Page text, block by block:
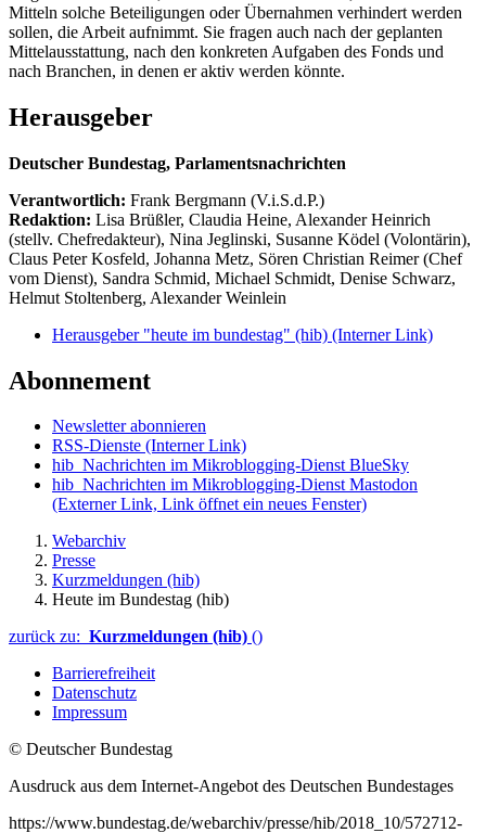
Mitteln solche Beteiligungen oder Übernahmen verhindert werden
sollen, die Arbeit aufnimmt. Sie fragen auch nach der geplanten
Mittelausstattung, nach den konkreten Aufgaben des Fonds und
nach Branchen, in denen er aktiv werden könnte.
Herausgeber
Deutscher Bundestag, Parlamentsnachrichten
Verantwortlich: Frank Bergmann (V.i.S.d.P.)
Redaktion: Lisa Brüßler, Claudia Heine, Alexander Heinrich
(stellv. Chefredakteur), Nina Jeglinski, Susanne Ködel (Volontärin),
Claus Peter Kosfeld, Johanna Metz, Sören Christian Reimer (Chef
vom Dienst), Sandra Schmid, Michael Schmidt, Denise Schwarz,
Helmut Stoltenberg, Alexander Weinlein
Herausgeber "heute im bundestag" (hib) (Interner Link)
Abonnement
Newsletter abonnieren
RSS-Dienste (Interner Link)
hib_Nachrichten im Mikroblogging-Dienst BlueSky
hib_Nachrichten im Mikroblogging-Dienst Mastodon
(Externer Link, Link öffnet ein neues Fenster)
Webarchiv
Presse
Kurzmeldungen (hib)
Heute im Bundestag (hib)
zurück zu: Kurzmeldungen (hib) ()
Barrierefreiheit
Datenschutz
Impressum
© Deutscher Bundestag
Ausdruck aus dem Internet-Angebot des Deutschen Bundestages
https://www.bundestag.de/webarchiv/presse/hib/2018_10/572712-